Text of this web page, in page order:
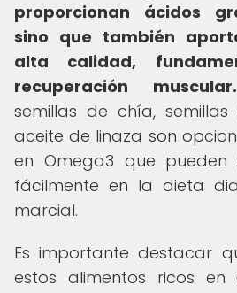
proporcionan ácidos
sino que también
alta calidad,
recuperación muscular.
semillas de chía,
aceite de linaza son
en Omega3 que pueden
fácilmente en la dieta
marcial.
Es importante destacar
estos alimentos ricos en